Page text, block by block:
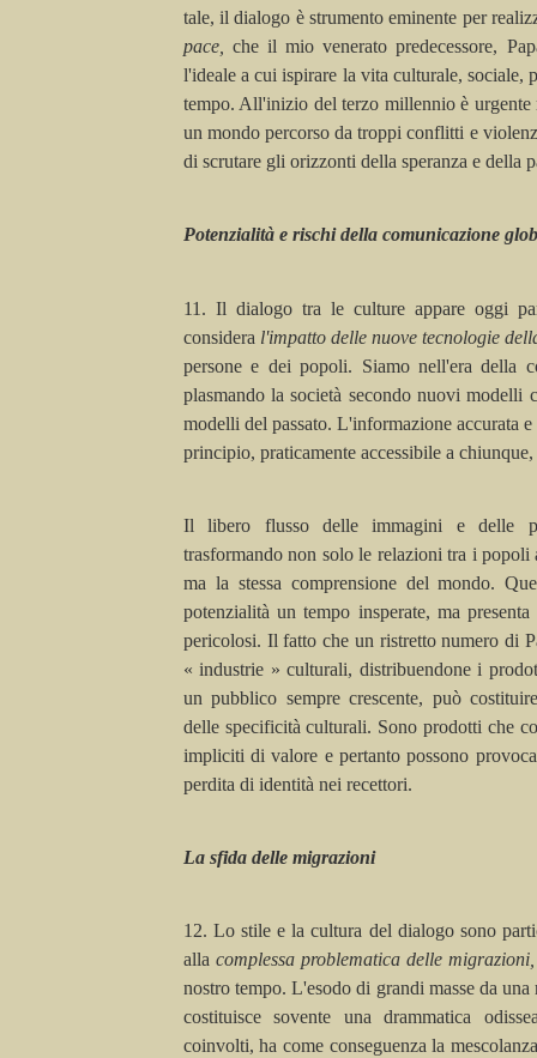
tale, il dialogo è strumento eminente per
pace, che il mio venerato predecessore,
l'ideale a cui ispirare la vita culturale, sociale,
tempo. All'inizio del terzo millennio è
un mondo percorso da troppi conflitti e
di scrutare gli orizzonti della speranza e della
Potenzialità e rischi della comunicazione
11. Il dialogo tra le culture appare oggi
considera l'impatto delle nuove tecnologie
persone e dei popoli. Siamo nell'era della
plasmando la società secondo nuovi modelli
modelli del passato. L'informazione accurata
principio, praticamente accessibile a
Il libero flusso delle immagini e delle
trasformando non solo le relazioni tra i
ma la stessa comprensione del mondo.
potenzialità un tempo insperate, ma
pericolosi. Il fatto che un ristretto numero di
« industrie » culturali, distribuendone i
un pubblico sempre crescente, può
delle specificità culturali. Sono prodotti che
impliciti di valore e pertanto possono
perdita di identità nei recettori.
La sfida delle migrazioni
12. Lo stile e la cultura del dialogo sono
alla complessa problematica delle
nostro tempo. L'esodo di grandi masse da
costituisce sovente una drammatica
coinvolti, ha come conseguenza la